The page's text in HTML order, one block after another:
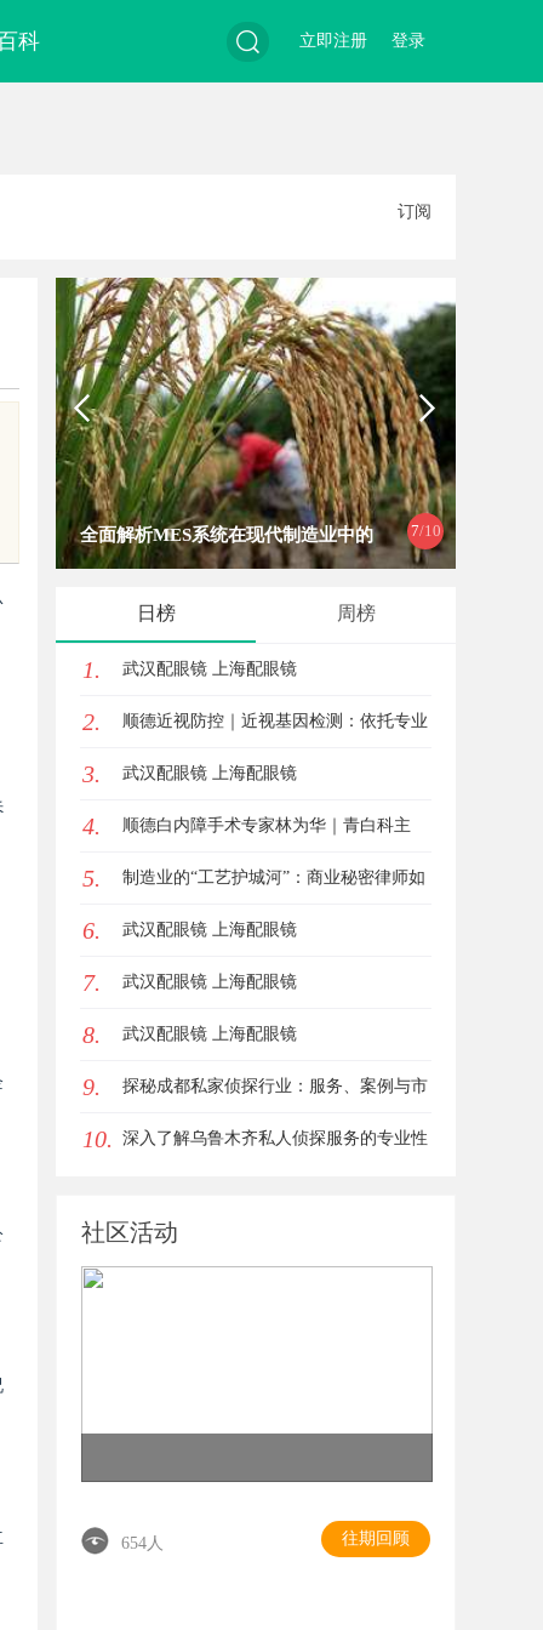
科
索
登录
立即注册
订阅
7/10
全面解析MES系统在现代制造业中的
日榜 周榜
1. 武汉配眼镜 上海配眼镜
2. 顺德近视防控｜近视基因检测：依托专业
视光体系，打造青少年精准个体化控轴方
案
3. 武汉配眼镜 上海配眼镜
4. 顺德白内障手术专家林为华｜青白科主
任，白内障手术资深医生
5. 制造业的“工艺护城河”：商业秘密律师如
何守住车间里的“Know-how”
6. 武汉配眼镜 上海配眼镜
7. 武汉配眼镜 上海配眼镜
8. 武汉配眼镜 上海配眼镜
9. 探秘成都私家侦探行业：服务、案例与市
场现状全面解析
10. 深入了解乌鲁木齐私人侦探服务的专业性
社区活动
654人 往期回顾